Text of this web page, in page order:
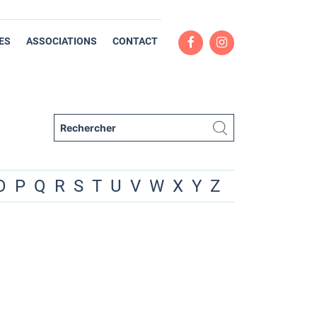
ASSOCIATIONS CONTACT
P Q R S T U V W X Y Z